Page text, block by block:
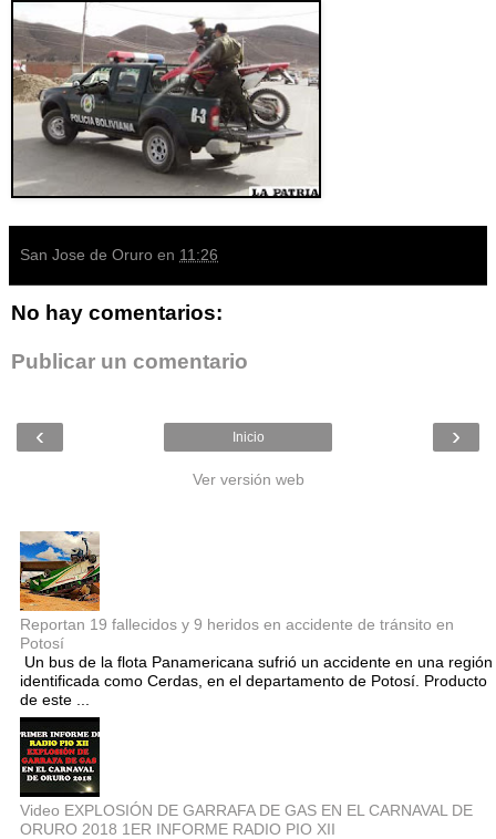
San Jose de Oruro en 11:26
No hay comentarios:
Publicar un comentario
‹ ›
Inicio
Ver versión web
Reportan 19 fallecidos y 9 heridos en accidente de tránsito en
Potosí
Un bus de la flota Panamericana sufrió un accidente en una región
identificada como Cerdas, en el departamento de Potosí. Producto
de este ...
Video EXPLOSIÓN DE GARRAFA DE GAS EN EL CARNAVAL DE
ORURO 2018 1ER INFORME RADIO PIO XII